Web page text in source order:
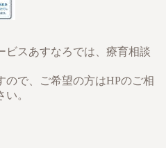
ビスあすなろでは、療育相談
ので、ご希望の方はHPのご相
。